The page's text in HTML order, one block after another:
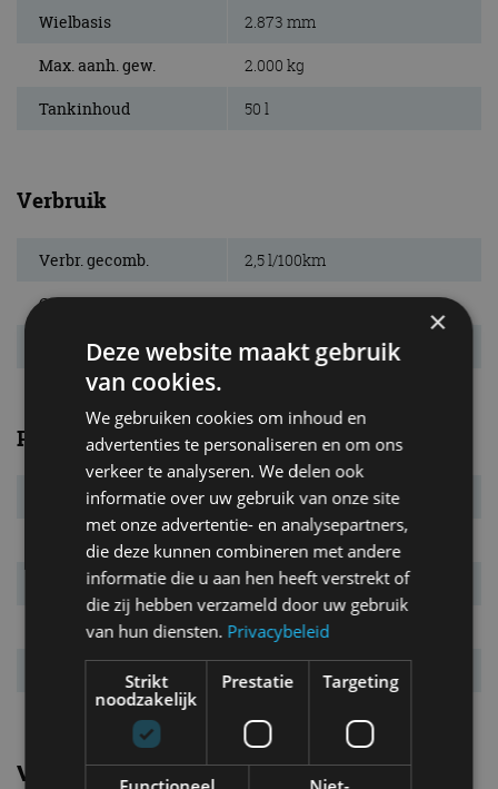
Wielbasis 2.873 mm
Max. aanh. gew. 2.000 kg
Tankinhoud 50 l
Verbruik
Verbr. gecomb. 2,5 l/100km
CO₂-emissie 59 g/km
Energielabel A
Prestaties
Elek. actieradius 34 km
Systeemvermogen 235 kW (320 pk)
Systeemkoppel 560 Nm
Acc. 0-100 km/u 5,9 s
Topsnelheid 235 km/u
Vergelijkbare uitvoeringen
×
Deze website maakt gebruik
van cookies.
We gebruiken cookies om inhoud en
advertenties te personaliseren en om ons
verkeer te analyseren. We delen ook
informatie over uw gebruik van onze site
met onze advertentie- en analysepartners,
die deze kunnen combineren met andere
informatie die u aan hen heeft verstrekt of
die zij hebben verzameld door uw gebruik
van hun diensten. Privacybeleid
Strikt
noodzakelijk
Prestatie Targeting